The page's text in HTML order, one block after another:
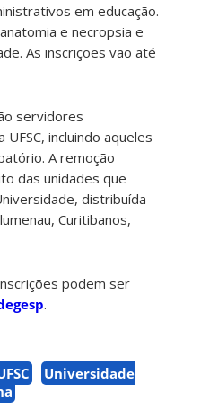
em educação.
e necropsia e
As inscrições vão até
servidores
incluindo aqueles
A remoção
das unidades que
distribuída
Curitibanos,
podem ser
.
Universidade